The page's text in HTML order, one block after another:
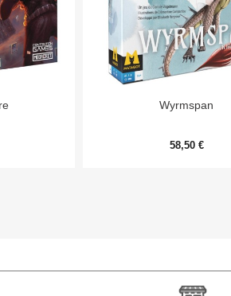
Aperçu rapide
Wyrmspan
58,50 €